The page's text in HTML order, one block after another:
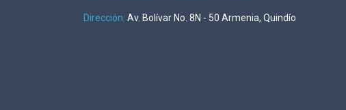
Dirección: Av. Bolívar No. 8N - 50 Armenia, Quindío